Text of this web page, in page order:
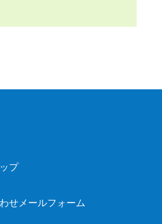
プ
せメールフォーム